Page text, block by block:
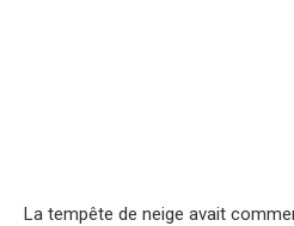
La tempête de neige avait